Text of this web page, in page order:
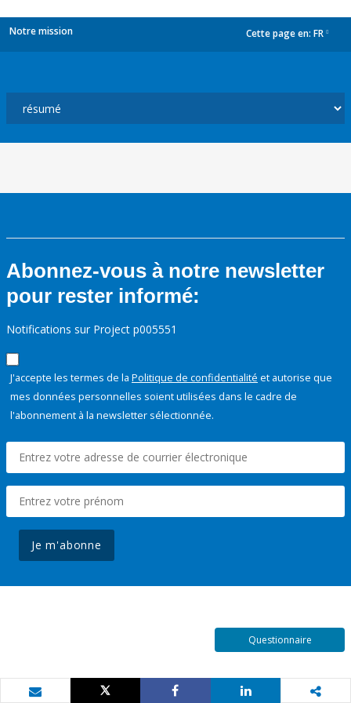
Notre mission Cette page en: FR
Abonnez-vous à notre newsletter
pour rester informé:
Notifications sur Project p005551
J'accepte les termes de la Politique de confidentialité et autorise que
mes données personnelles soient utilisées dans le cadre de
l'abonnement à la newsletter sélectionnée.
Je m'abonne
Questionnaire